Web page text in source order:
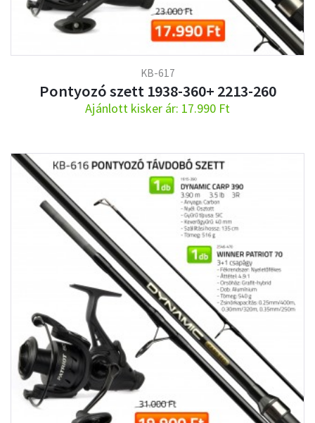
KB-617
Pontyozó szett 1938-360+ 2213-260
Ajánlott kisker ár: 17.990 Ft